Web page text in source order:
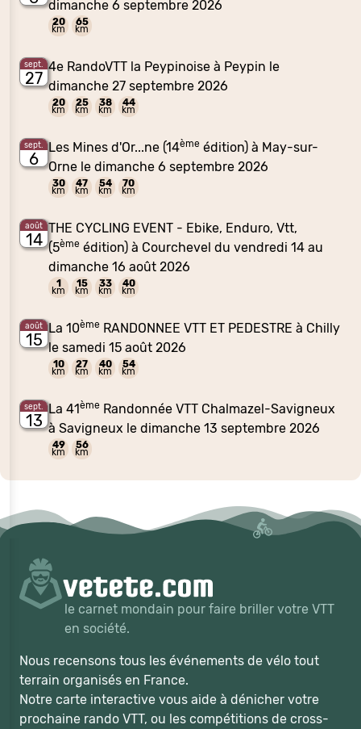
dimanche 6 septembre 2026
20
km
65
km
sept.
27
4e RandoVTT la Peypinoise à Peypin le
dimanche 27 septembre 2026
20
km
25
km
38
km
44
km
sept.
6
Les Mines d'Or...ne (14ème édition) à May-sur-
Orne le dimanche 6 septembre 2026
30
km
47
km
54
km
70
km
août
14
THE CYCLING EVENT - Ebike, Enduro, Vtt,
(5ème édition) à Courchevel du vendredi 14 au
dimanche 16 août 2026
1
km
15
km
33
km
40
km
août
15
La 10ème RANDONNEE VTT ET PEDESTRE à Chilly
le samedi 15 août 2026
10
km
27
km
40
km
54
km
sept.
13
La 41ème Randonnée VTT Chalmazel-Savigneux
à Savigneux le dimanche 13 septembre 2026
49
km
56
km
le carnet mondain pour faire briller votre VTT
en société.
Nous recensons tous les événements de vélo tout
terrain organisés en France.
Notre carte interactive vous aide à dénicher votre
prochaine rando VTT, ou les compétitions de cross-